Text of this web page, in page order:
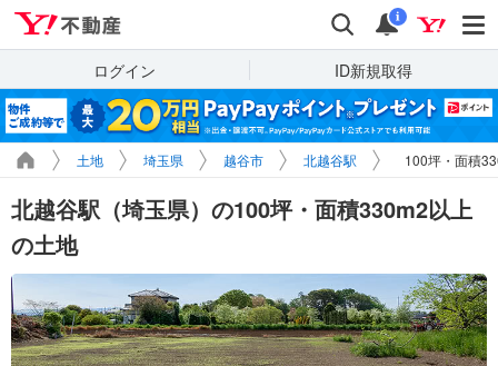
検索 通知
i
ログイン ID新規取得
土地 埼玉県 越谷市 北越谷駅 100坪・面積
北越谷駅（埼玉県）の100坪・面積330m2以上
の土地